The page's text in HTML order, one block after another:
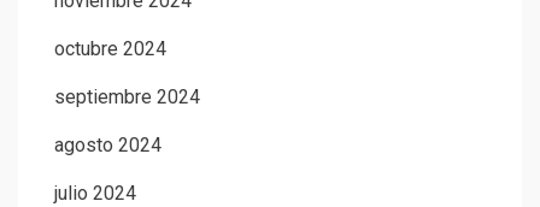
octubre 2024
septiembre 2024
agosto 2024
julio 2024